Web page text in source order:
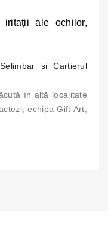
iritații ale ochilor,
si Cartierul
în altă localitate
echipa Gift Art,